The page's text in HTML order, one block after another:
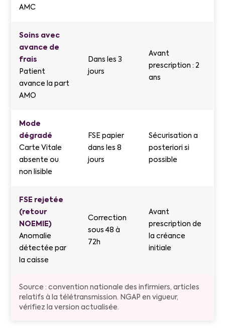
AMC
Soins avec
avance de
frais
Patient
avance la part
AMO
Dans les 3
jours
Avant
prescription : 2
ans
Mode
dégradé
Carte Vitale
absente ou
non lisible
FSE papier
dans les 8
jours
Sécurisation a
posteriori si
possible
FSE rejetée
(retour
NOEMIE)
Anomalie
détectée par
la caisse
Correction
sous 48 à
72h
Avant
prescription de
la créance
initiale
Source : convention nationale des infirmiers, articles
relatifs à la télétransmission. NGAP en vigueur,
vérifiez la version actualisée.